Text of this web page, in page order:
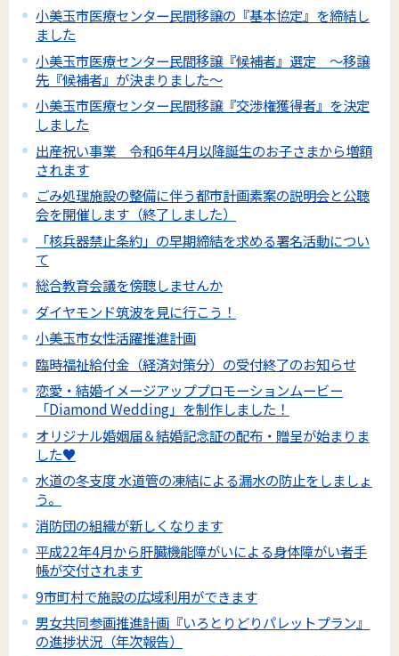
小美玉市医療センター民間移譲の『基本協定』を締結し
ました
小美玉市医療センター民間移譲『候補者』選定 ～移譲
先『候補者』が決まりました～
小美玉市医療センター民間移譲『交渉権獲得者』を決定
しました
出産祝い事業 令和6年4月以降誕生のお子さまから増額
されます
ごみ処理施設の整備に伴う都市計画素案の説明会と公聴
会を開催します（終了しました）
「核兵器禁止条約」の早期締結を求める署名活動につい
て
総合教育会議を傍聴しませんか
ダイヤモンド筑波を見に行こう！
小美玉市女性活躍推進計画
臨時福祉給付金（経済対策分）の受付終了のお知らせ
恋愛・結婚イメージアッププロモーションムービー
「Diamond Wedding」を制作しました！
オリジナル婚姻届＆結婚記念証の配布・贈呈が始まりま
した♥
水道の冬支度 水道管の凍結による漏水の防止をしましょ
う。
消防団の組織が新しくなります
平成22年4月から肝臓機能障がいによる身体障がい者手
帳が交付されます
9市町村で施設の広域利用ができます
男女共同参画推進計画『いろとりどりパレットプラン』
の進捗状況（年次報告）